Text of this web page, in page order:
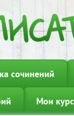
сочинений
Мои